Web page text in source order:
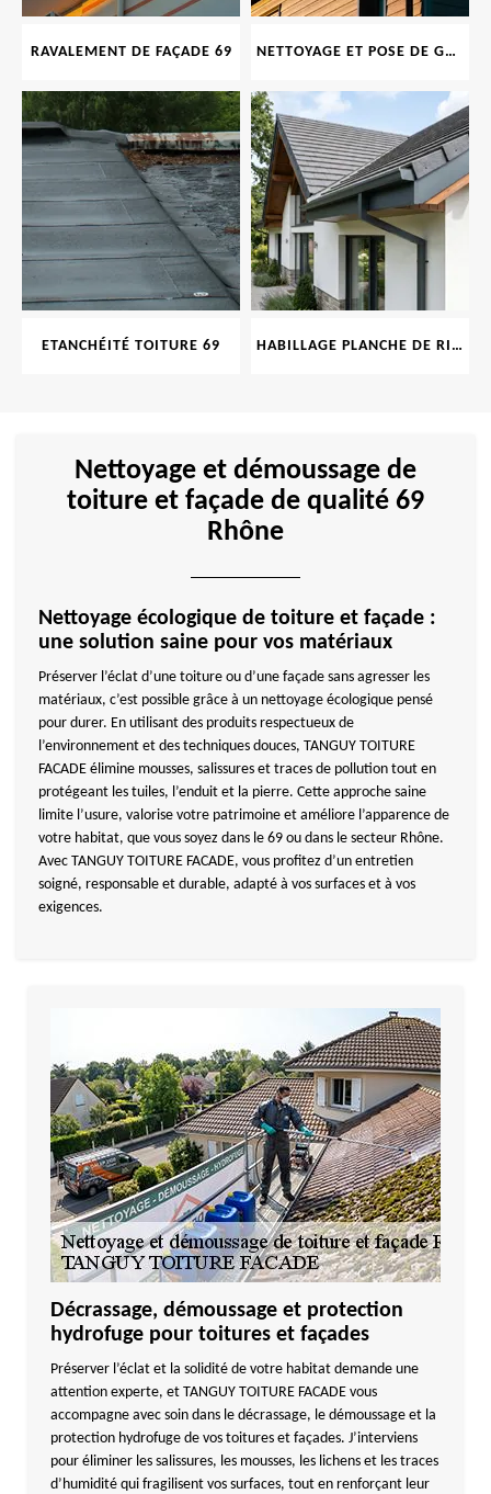
RAVALEMENT DE FAÇADE 69 NETTOYAGE ET POSE DE GOUTTIÈRE 69
ETANCHÉITÉ TOITURE 69 HABILLAGE PLANCHE DE RIVE 69
Nettoyage et démoussage de
toiture et façade de qualité 69
Rhône
Nettoyage écologique de toiture et façade :
une solution saine pour vos matériaux
Préserver l’éclat d’une toiture ou d’une façade sans agresser les
matériaux, c’est possible grâce à un nettoyage écologique pensé
pour durer. En utilisant des produits respectueux de
l’environnement et des techniques douces, TANGUY TOITURE
FACADE élimine mousses, salissures et traces de pollution tout en
protégeant les tuiles, l’enduit et la pierre. Cette approche saine
limite l’usure, valorise votre patrimoine et améliore l’apparence de
votre habitat, que vous soyez dans le 69 ou dans le secteur Rhône.
Avec TANGUY TOITURE FACADE, vous profitez d’un entretien
soigné, responsable et durable, adapté à vos surfaces et à vos
exigences.
Décrassage, démoussage et protection
hydrofuge pour toitures et façades
Préserver l’éclat et la solidité de votre habitat demande une
attention experte, et TANGUY TOITURE FACADE vous
accompagne avec soin dans le décrassage, le démoussage et la
protection hydrofuge de vos toitures et façades. J’interviens
pour éliminer les salissures, les mousses, les lichens et les traces
d’humidité qui fragilisent vos surfaces, tout en renforçant leur